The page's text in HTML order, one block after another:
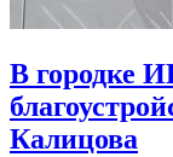
В городке
Калицова